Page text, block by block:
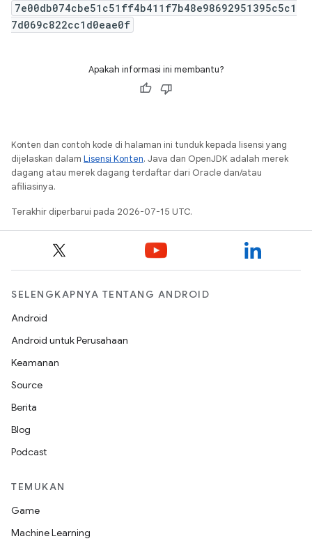
7e00db074cbe51c51ff4b411f7b48e98692951395c5c1
7d069c822cc1d0eae0f
Apakah informasi ini membantu?
Konten dan contoh kode di halaman ini tunduk kepada lisensi yang
dijelaskan dalam Lisensi Konten. Java dan OpenJDK adalah merek
dagang atau merek dagang terdaftar dari Oracle dan/atau
afiliasinya.
Terakhir diperbarui pada 2026-07-15 UTC.
SELENGKAPNYA TENTANG ANDROID
Android
Android untuk Perusahaan
Keamanan
Source
Berita
Blog
Podcast
TEMUKAN
Game
Machine Learning